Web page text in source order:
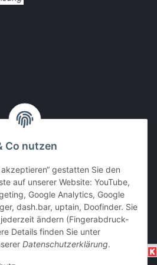
Co nutzen
gestatten Sie den
auf unserer Website: YouTube,
Google Analytics, Google
dash.bar, uptain, Doofinder. Sie
ändern (Fingerabdruck-
Details finden Sie unter
Datenschutzerklärung.
bei Abholung